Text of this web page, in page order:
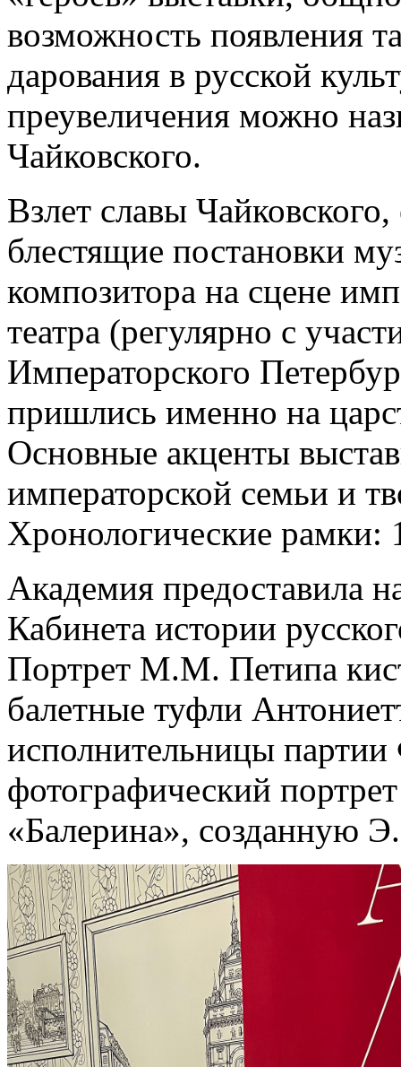
возможность появления
дарования в русской
преувеличения можно
Чайковского.
Взлет славы
блестящие постановки
композитора на сцене
театра (регулярно с
Императорского
пришлись именно на
Основные акценты
императорской семьи и
Хронологические рамки:
Академия предоставила
Кабинета истории
Портрет М.М. Петипа
балетные туфли
исполнительницы
фотографический
«Балерина», созданную